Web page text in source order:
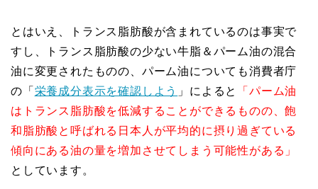
とはいえ、トランス脂肪酸が含まれているのは事実で
すし、トランス脂肪酸の少ない牛脂＆パーム油の混合
油に変更されたものの、パーム油についても消費者庁
の「 栄養成分表示を確認しよう 」によると
「パーム油
はトランス脂肪酸を低減することができるものの、飽
和脂肪酸と呼ばれる日本人が平均的に摂り過ぎている
傾向にある油の量を増加させてしまう可能性がある」
としています。